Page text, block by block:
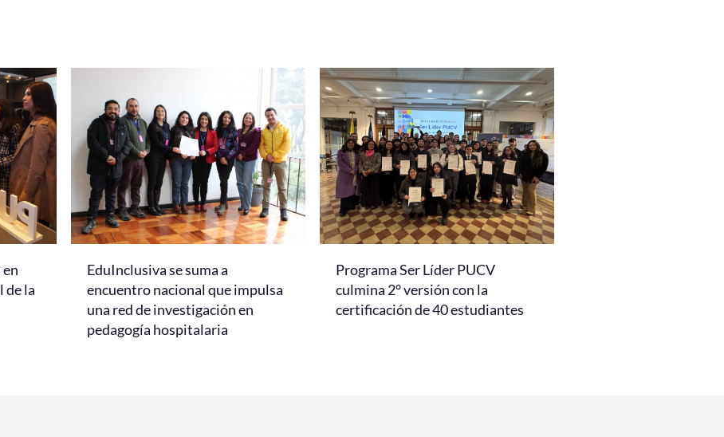
de la
EduInclusiva se suma a
encuentro nacional que impulsa
una red de investigación en
pedagogía hospitalaria
Programa Ser Líder PUCV
culmina 2° versión con la
certificación de 40 estudiantes